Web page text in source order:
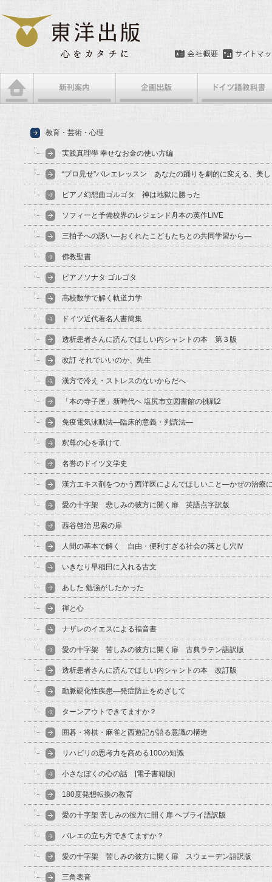
教育・芸術・心理
実践真理學 幸せなお金の使い方編
“プロ見せ”バレエレッスン あなたの踊りを劇的に変える、美
ピアノ幻想曲ゴルゴタ 神は地獄に勝った
ソフィーと予備校界のレジェンド舟本の英作LIVE
三拍子への誘い―おくれたこどもたちとの共同学習から―
佛教聖書
ピアノソナタ ゴルゴタ
高校数学で解く軌道力学
ドイツ近代著名人書簡集
透析患者さんに読んでほしい内シャントの本 第３版
改訂 それでいいのか、先生
漢方で冷え・ストレスのないからだへ
「本の寺子屋」新時代へ 塩尻市立図書館の挑戦2
免疫電気泳動法―臨床的意義・判読法―
釈尊の心を承けて
名誉のドイツ文学史
漢方エキス剤をつかう西洋医によんでほしいこと―かぜの治療
愛の十字架 悲しみの彼方に開く扉 英語点字訳版
西谷啓治 思索の扉
人間の基本で解く 自由・便利すぎる社会の落とし穴Ⅳ
いきなり早稲田に入れる古文
あした 勉強がしたかった
禪と心
ナザレのイエスによる福音書
愛の十字架 苦しみの彼方に開く扉 古典ラテン語訳版
透析患者さんに読んでほしい内シャントの本 改訂版
動脈硬化性疾患―発症防止をめざして
ターンアウトできてますか？
囲碁・将棋・麻雀と西遊記が語る意識の構造
リハビリの思考力を高める100の知識
小さなぼくの心の話 [電子書籍版]
180度発想転換の教育
愛の十字架 苦しみの彼方に開く扉 ヘブライ語訳版
バレエの立ち方できてますか？
愛の十字架 苦しみの彼方に開く扉 スウェーデン語訳版
三角表音